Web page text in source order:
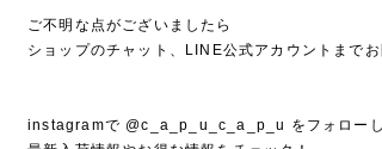
ご不明な点がございましたら
ショップのチャット、LINE公式アカウントまでお
instagramで @c_a_p_u_c_a_p_u をフォローし